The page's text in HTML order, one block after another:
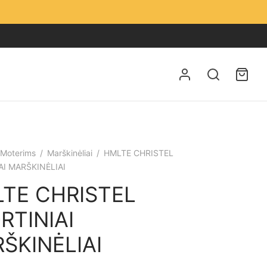
Moterims / Marškinėliai / HMLTE CHRISTEL
MARŠKINĖLIAI
CHRISTEL